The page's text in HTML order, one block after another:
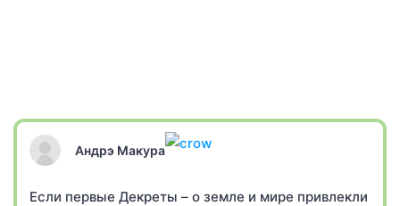
Андрэ Макура
Если первые Декреты – о земле и мире привлекли